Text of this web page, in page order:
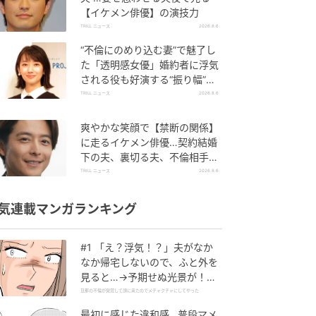
【イケメン俳優】の演技力
TRILL ニュース 2026.8.6
“不倫にのめり込む妻”で魅了し
た「透明感女優」婚約者に浮気
される役も好演する“振り幅”が
スゴイ
TRILL ニュース 2026.8.6
爽やかな笑顔で【禁断の関係】
に走るイケメン俳優…契約結婚
下の夫、裏切る夫、不倫相手を
演じ分けた俳優の危うい魅力
TRILL ニュース 2026.8.6
連載マンガランキング
#1 「え？浮気！？」夫がなか
なか帰宅しないので、ふと外を
見ると…→予期せぬ光景が！｜
旦那の不倫が発覚して頭に来た
旦那の不倫が発覚して頭に来たのでメチャクチャにしてやった